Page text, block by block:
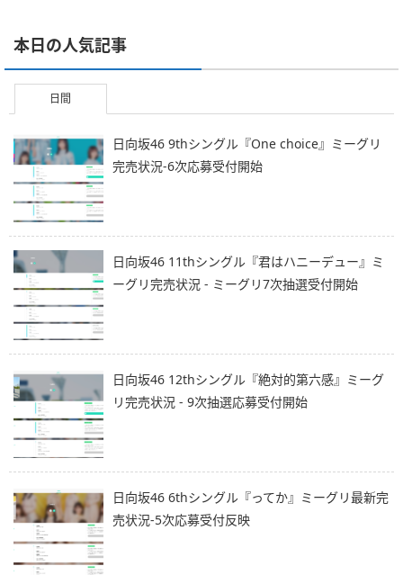
本日の人気記事
日間
日向坂46 9thシングル『One choice』ミーグリ
完売状況-6次応募受付開始
日向坂46 11thシングル『君はハニーデュー』ミ
ーグリ完売状況 - ミーグリ7次抽選受付開始
日向坂46 12thシングル『絶対的第六感』ミーグ
リ完売状況 - 9次抽選応募受付開始
日向坂46 6thシングル『ってか』ミーグリ最新完
売状況-5次応募受付反映